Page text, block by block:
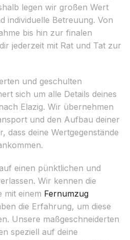
legen wir großen Wert
individuelle Betreuung. Von
bis hin zur finalen
jederzeit mit Rat und Tat zur
und geschulten
sich um alle Details deines
Elazig. Wir übernehmen
und den Aufbau deiner
dass deine Wertgegenstände
einen pünktlichen und
Wir kennen die
mit einem Fernumzug
die Erfahrung, um diese
Unsere maßgeschneiderten
speziell auf deine